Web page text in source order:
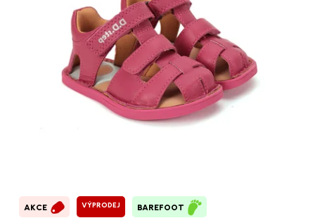
AKCE VÝPRODEJ BAREFOOT